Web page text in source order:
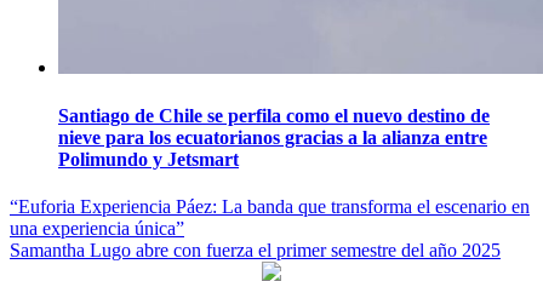
Santiago de Chile se perfila como el nuevo destino de
nieve para los ecuatorianos gracias a la alianza entre
Polimundo y Jetsmart
Navegación
de
“Euforia Experiencia Páez: La banda que transforma el escenario en
una experiencia única”
Samantha Lugo abre con fuerza el primer semestre del año 2025